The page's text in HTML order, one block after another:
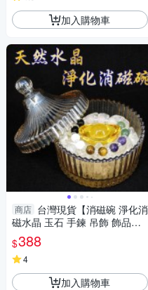
加入購物車
商店 台灣現貨【消磁碗 淨化消
磁水晶 玉石 手鍊 吊飾 飾品等
附白水晶300公克 元寶 已淨
化】
$388
4
加入購物車